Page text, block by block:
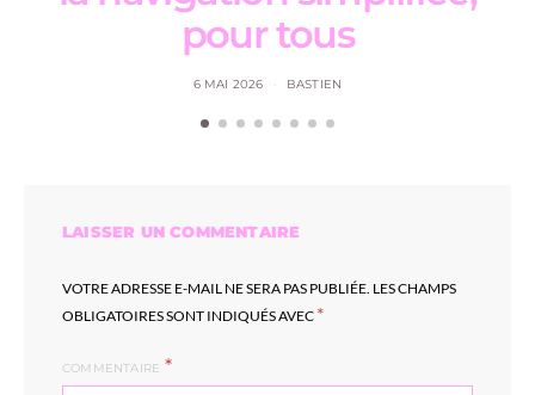
pour tous
6 MAI 2026 BASTIEN
LAISSER UN COMMENTAIRE
VOTRE ADRESSE E-MAIL NE SERA PAS PUBLIÉE. LES CHAMPS
OBLIGATOIRES SONT INDIQUÉS AVEC *
COMMENTAIRE